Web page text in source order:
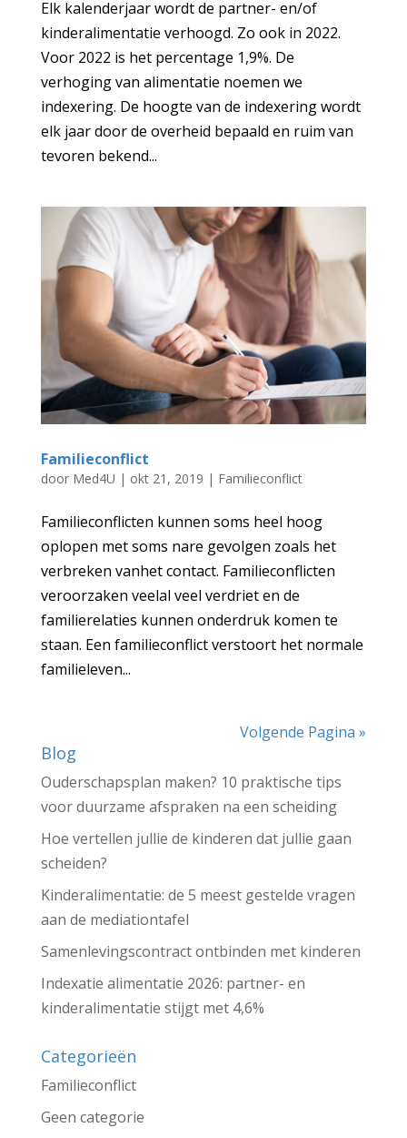
Elk kalenderjaar wordt de partner- en/of
kinderalimentatie verhoogd. Zo ook in 2022.
Voor 2022 is het percentage 1,9%. De
verhoging van alimentatie noemen we
indexering. De hoogte van de indexering wordt
elk jaar door de overheid bepaald en ruim van
tevoren bekend...
Familieconflict
door Med4U | okt 21, 2019 | Familieconflict
Familieconflicten kunnen soms heel hoog
oplopen met soms nare gevolgen zoals het
verbreken vanhet contact. Familieconflicten
veroorzaken veelal veel verdriet en de
familierelaties kunnen onderdruk komen te
staan. Een familieconflict verstoort het normale
familieleven...
Volgende Pagina »
Blog
Ouderschapsplan maken? 10 praktische tips
voor duurzame afspraken na een scheiding
Hoe vertellen jullie de kinderen dat jullie gaan
scheiden?
Kinderalimentatie: de 5 meest gestelde vragen
aan de mediationtafel
Samenlevingscontract ontbinden met kinderen
Indexatie alimentatie 2026: partner- en
kinderalimentatie stijgt met 4,6%
Categorieën
Familieconflict
Geen categorie